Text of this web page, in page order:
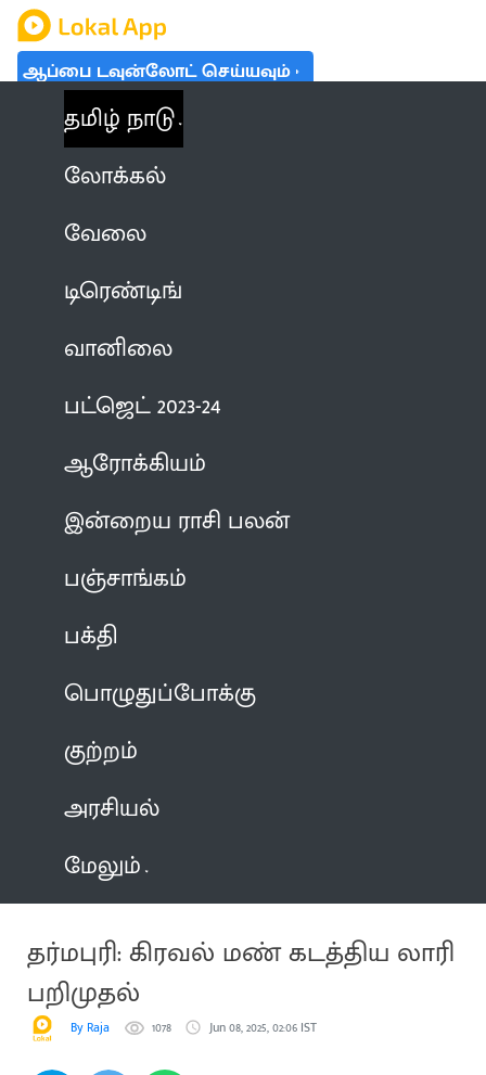
ஆப்பை டவுன்லோட் செய்யவும்
தமிழ் நாடு
லோக்கல்
வேலை
டிரெண்டிங்
வானிலை
பட்ஜெட் 2023-24
ஆரோக்கியம்
இன்றைய ராசி பலன்
பஞ்சாங்கம்
பக்தி
பொழுதுப்போக்கு
குற்றம்
அரசியல்
மேலும்
தர்மபுரி: கிரவல் மண் கடத்திய லாரி
பறிமுதல்
By Raja 1078 Jun 08, 2025, 02:06 IST